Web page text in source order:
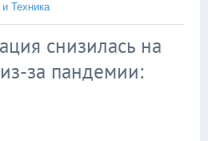
и Техника
снизилась на
за пандемии: